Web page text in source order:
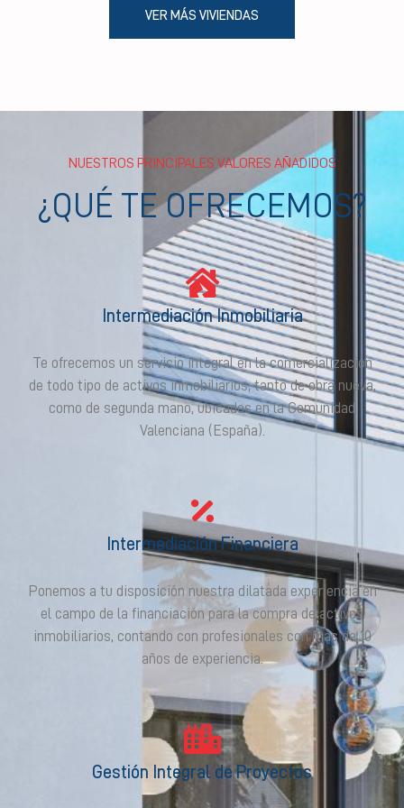
VER MÁS VIVIENDAS
NUESTROS PRINCIPALES VALORES AÑADIDOS
¿QUÉ TE OFRECEMOS?
Intermediación Inmobiliaria
Te ofrecemos un servicio integral en la comercialización
de todo tipo de activos inmobiliarios, tanto de obra nueva,
como de segunda mano, ubicados en la Comunidad
Valenciana (España).
Intermediación Financiera
Ponemos a tu disposición nuestra dilatada experiencia en
el campo de la financiación para la compra de activos
inmobiliarios, contando con profesionales con más de 10
años de experiencia.
Gestión Integral de Proyectos